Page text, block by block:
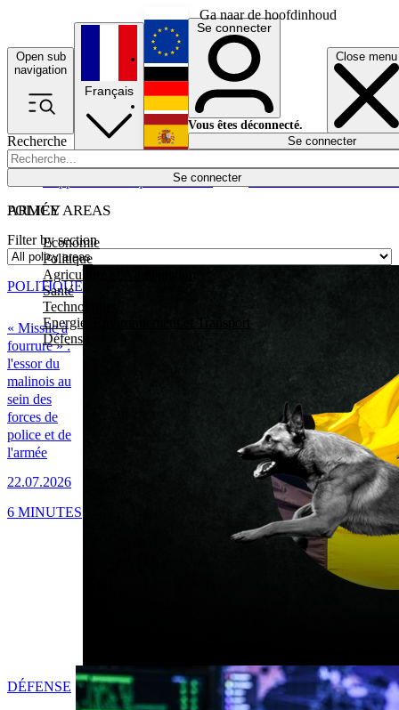
Ga naar de hoofdinhoud
Open sub
navigation
Close menu
Recherche
Se connecter
POLICY AREAS
Economie
Politique
Agriculture et Alimentation
Santé
Technologies
Energie, Environnement et Transport
Défense
Économie
Français
English
Deutsch
Español
Se connecter
Vous êtes déconnecté.
Se connecter
ARMÉE
Filter by section
« Missile à
fourrure » :
l'essor du
malinois au
sein des
forces de
police et de
l'armée
22.07.2026
POLITIQUE
6 MINUTES
DÉFENSE